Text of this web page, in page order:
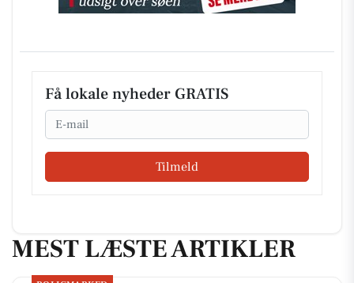
Få lokale nyheder GRATIS
Email
Tilmeld
MEST LÆSTE ARTIKLER